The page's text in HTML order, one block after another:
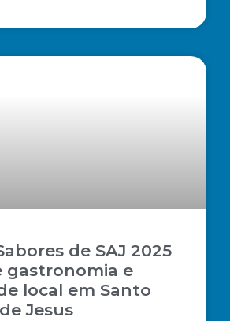
de SAJ 2025
gastronomia e
local em Santo
Jesus